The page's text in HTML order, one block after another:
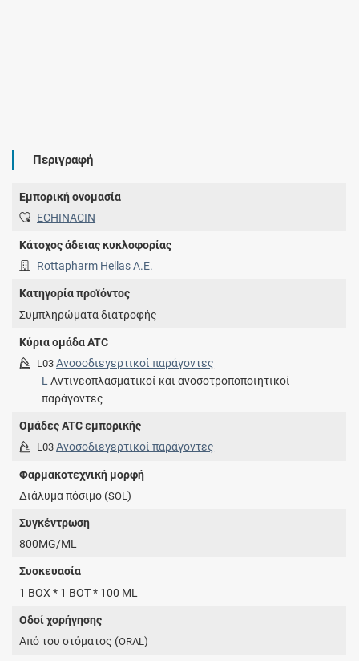
Περιγραφή
Εμπορική ονομασία
ECHINACIN
Κάτοχος άδειας κυκλοφορίας
Rottapharm Hellas A.E.
Κατηγορία προϊόντος
Συμπληρώματα διατροφής
Κύρια ομάδα ATC
L03 Ανοσοδιεγερτικοί παράγοντες
L Αντινεοπλασματικοί και ανοσοτροποποιητικοί
παράγοντες
Ομάδες ATC εμπορικής
L03 Ανοσοδιεγερτικοί παράγοντες
Φαρμακοτεχνική μορφή
Διάλυμα πόσιμο (SOL )
Συγκέντρωση
800MG/ML
Συσκευασία
1 BOX * 1 BOT * 100 ML
Οδοί χορήγησης
Από του στόματος (ORAL )